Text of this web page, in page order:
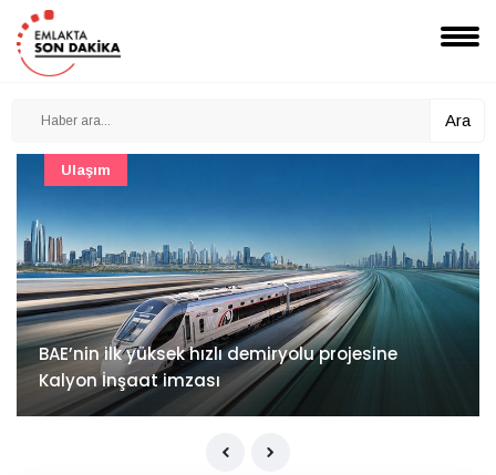
Ara
Mimarlık ve mühendislik projeleri e-PYS ile dijital
ortama taşınacak
Güncel